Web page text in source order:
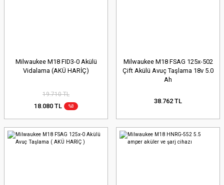
Milwaukee M18 FID3-0 Akülü
Vidalama (AKÜ HARİÇ)
19.710 TL
18.080 TL %8
Milwaukee M18 FSAG 125x-502
Çift Akülü Avuç Taşlama 18v 5.0
Ah
38.762 TL